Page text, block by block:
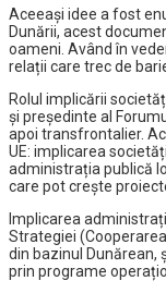
Aceeași idee a fost
Dunării, acest
oameni. Având în
relații care trec de
Rolul implicării
și preşedinte al
apoi transfrontalier.
UE: implicarea
administrația publică
care pot crește
Implicarea
Strategiei
din bazinul Dunărean,
prin programe